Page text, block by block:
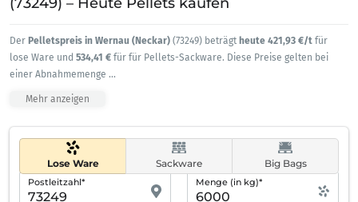
Der Pelletspreis in Wernau (Neckar) (73249) beträgt heute 421,93 €/t für
lose Ware und 534,41 € für für Pellets-Sackware. Diese Preise gelten bei
einer Abnahmemenge ...
Mehr anzeigen
Lose Ware Sackware Big Bags
Postleitzahl* Menge (in kg)*